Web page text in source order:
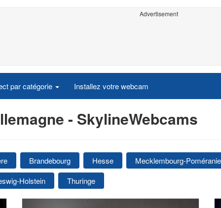
Advertisement
par catégorie Installez votre webcam
- SkylineWebcams
Brandebourg Hesse
Mecklembourg-
Holstein
Thuringe